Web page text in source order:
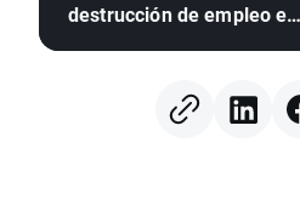
destrucción de empleo en